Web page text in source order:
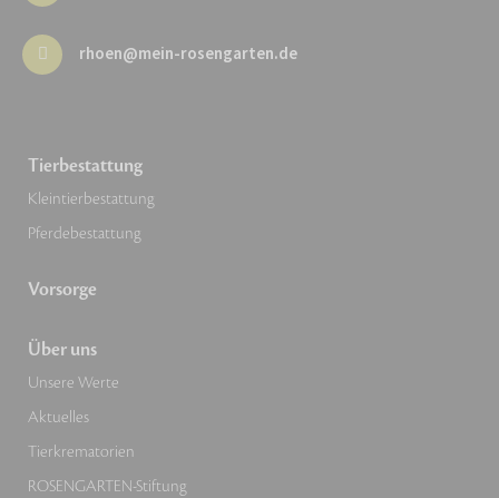
rhoen@mein-rosengarten.de
Tierbestattung
Kleintierbestattung
Pferdebestattung
Vorsorge
Über uns
Unsere Werte
Aktuelles
Tierkrematorien
ROSENGARTEN-Stiftung